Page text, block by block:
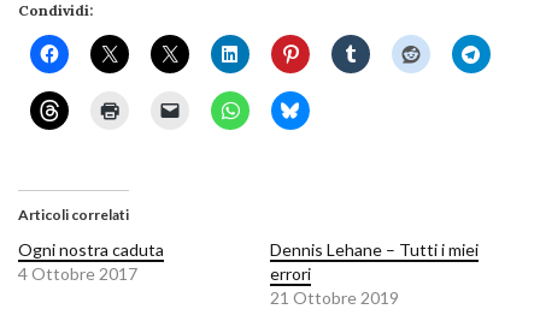
Condividi:
Articoli correlati
Ogni nostra caduta
4 Ottobre 2017
Dennis Lehane – Tutti i miei
errori
21 Ottobre 2019